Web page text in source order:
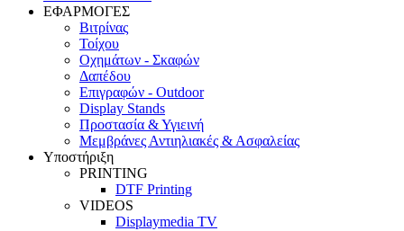
ΕΦΑΡΜΟΓΕΣ
Βιτρίνας
Τοίχου
Οχημάτων - Σκαφών
Δαπέδου
Επιγραφών - Outdoor
Display Stands
Προστασία & Υγιεινή
Μεμβράνες Αντιηλιακές & Ασφαλείας
Υποστήριξη
PRINTING
DTF Printing
VIDEOS
Displaymedia TV